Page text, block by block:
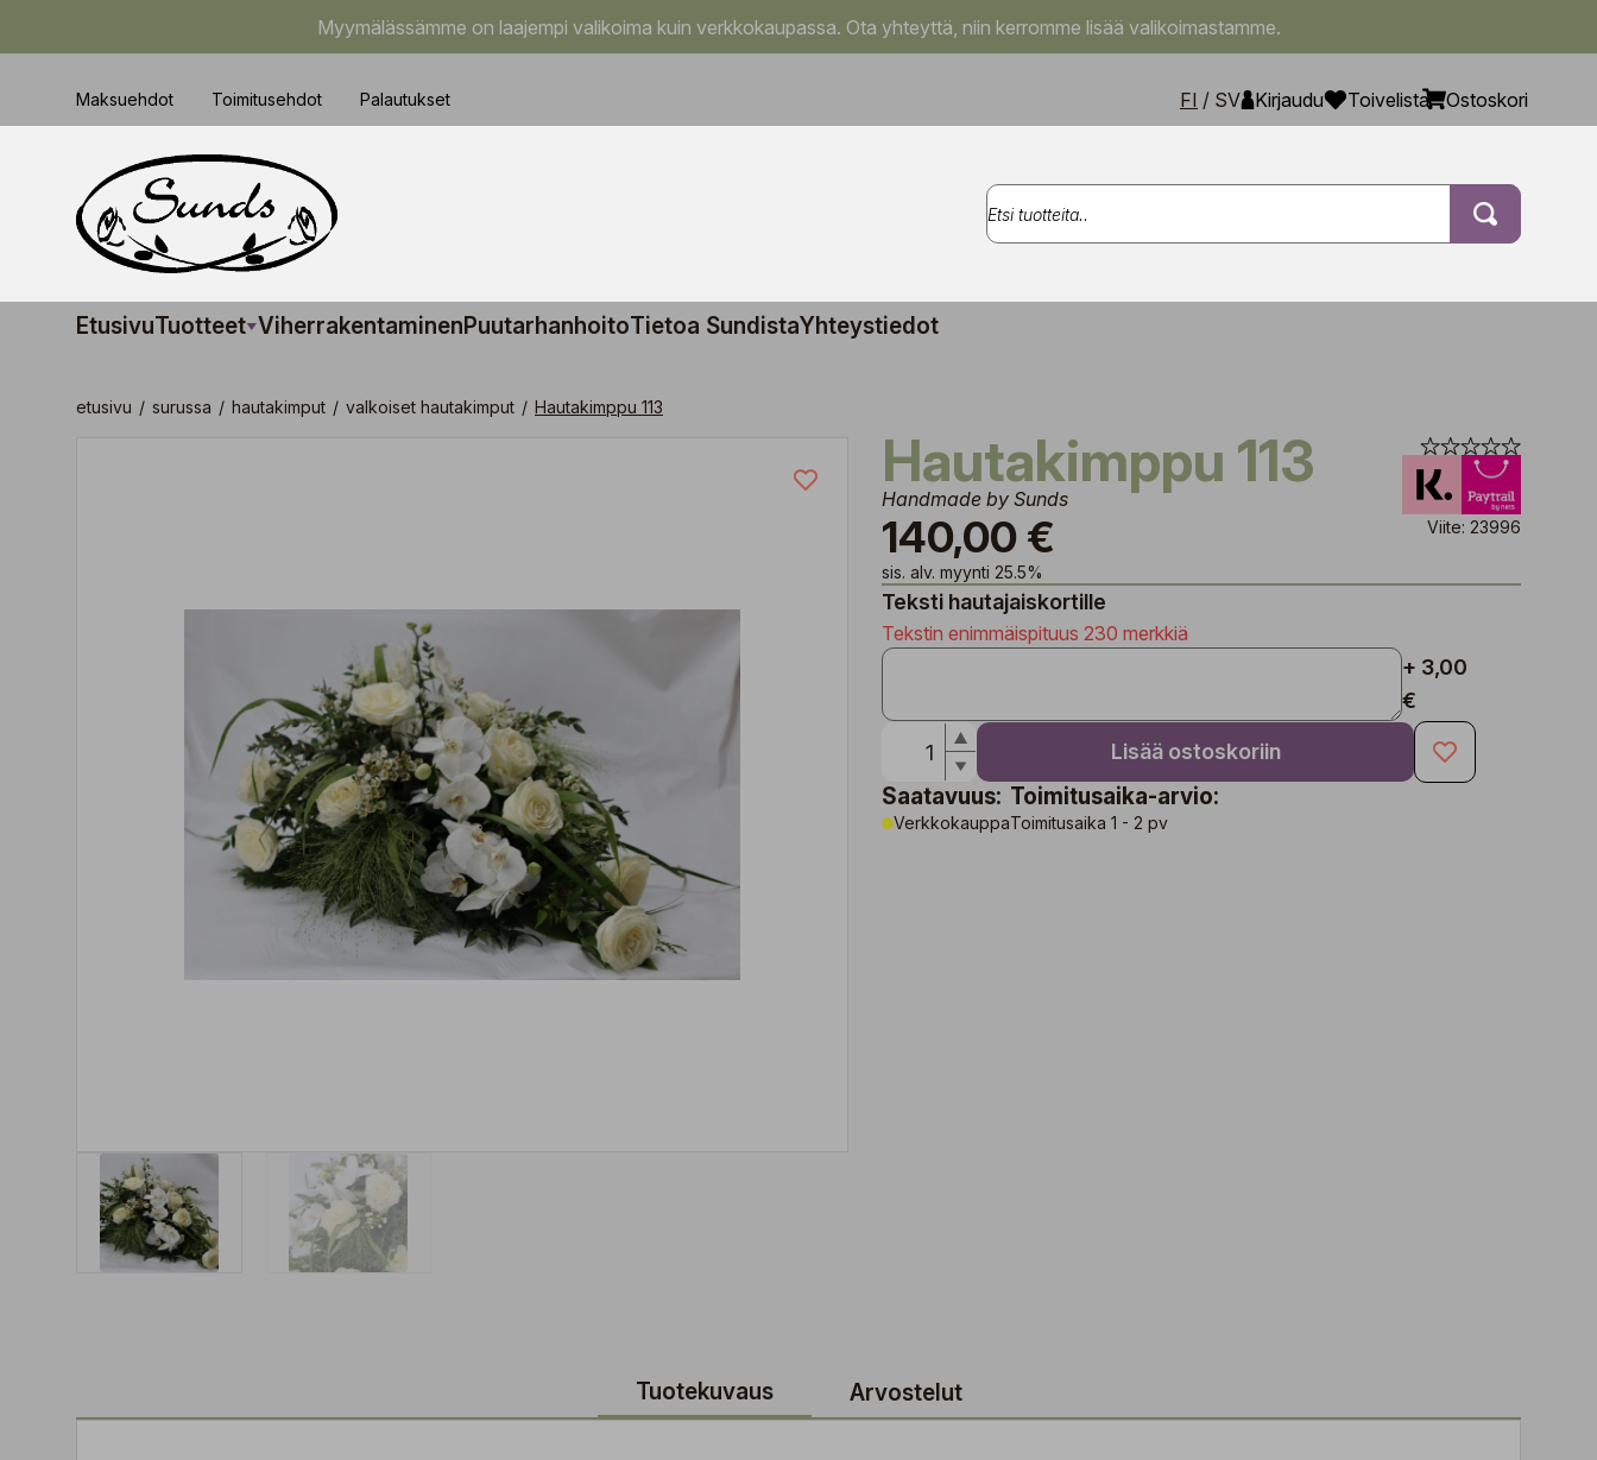
Myymälässämme on laajempi valikoima kuin verkkokaupassa. Ota yhteyttä, niin kerromme lisää valikoimastamme.
Maksuehdot Toimitusehdot Palautukset FI / SV Kirjaudu Toivelista Ostoskori
EtusivuTuotteet ViherrakentaminenPuutarhanhoitoTietoa SundistaYhteystiedot
etusivu / surussa / hautakimput / valkoiset hautakimput / Hautakimppu 113
Hautakimppu 113
Handmade by Sunds
140,00 €
sis. alv. myynti 25.5%
Viite: 23996
Teksti hautajaiskortille
Tekstin enimmäispituus 230 merkkiä
+ 3,00
€
Lisää ostoskoriin
Saatavuus:
Verkkokauppa
Toimitusaika-arvio:
Toimitusaika 1 - 2 pv
Tuotekuvaus Arvostelut